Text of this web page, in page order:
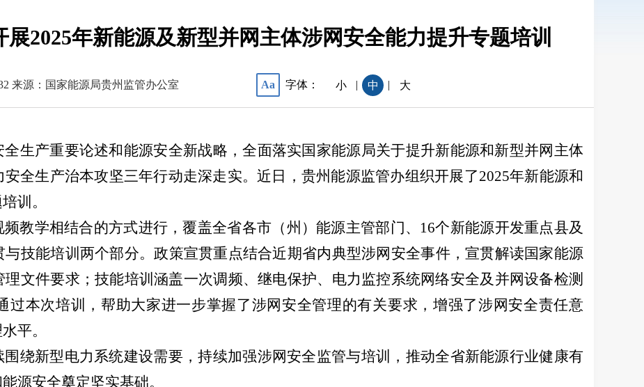
2025年新能源及新型并网主体涉网安全能力提升专题培训
来源：国家能源局贵州监管办公室 Aa 字体： 小 | 中 | 大
生产重要论述和能源安全新战略，全面落实国家能源局关于提升新能源和新型并网主体
全生产治本攻坚三年行动走深走实。近日，贵州能源监管办组织开展了2025年新能源和
训。
教学相结合的方式进行，覆盖全省各市（州）能源主管部门、16个新能源开发重点县及
与技能培训两个部分。政策宣贯重点结合近期省内典型涉网安全事件，宣贯解读国家能源
文件要求；技能培训涵盖一次调频、继电保护、电力监控系统网络安全及并网设备检测
过本次培训，帮助大家进一步掌握了涉网安全管理的有关要求，增强了涉网安全责任意
平。
绕新型电力系统建设需要，持续加强涉网安全监管与培训，推动全省新能源行业健康有
源安全奠定坚实基础。